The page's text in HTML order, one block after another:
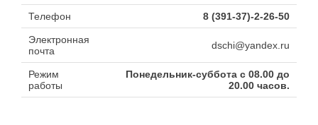
Телефон 8 (391-37)-2-26-50
Электронная
почта
dschi@yandex.ru
Режим
работы
Понедельник-суббота с 08.00 до
20.00 часов.